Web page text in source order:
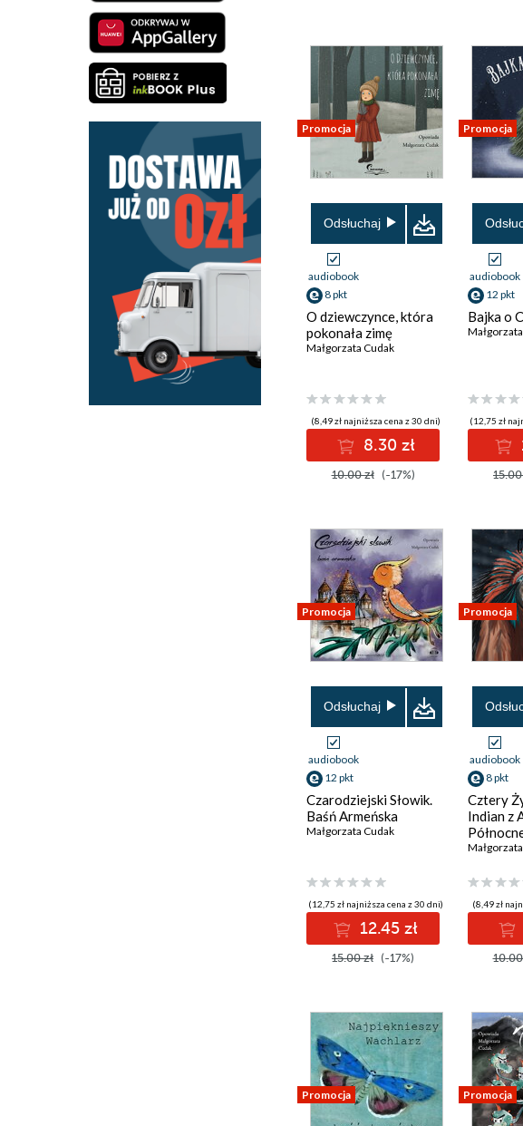
Promocja
Odsłuchaj
audiobook
8 pkt
O dziewczynce, która
pokonała zimę
Małgorzata Cudak
(8,49 zł najniższa cena z 30 dni)
8.30 zł
10.00 zł (-17%)
Promocja
audiobook
12 pkt
Bajka o
(12,75 zł
15.00
Promocja
Odsłuchaj
audiobook
12 pkt
Czarodziejski Słowik.
Baśń Armeńska
Małgorzata Cudak
(12,75 zł najniższa cena z 30 dni)
12.45 zł
15.00 zł (-17%)
Promocja
audiobook
8 pkt
Cztery
Indian z
(8,49 zł
10.00
Promocja Promocja